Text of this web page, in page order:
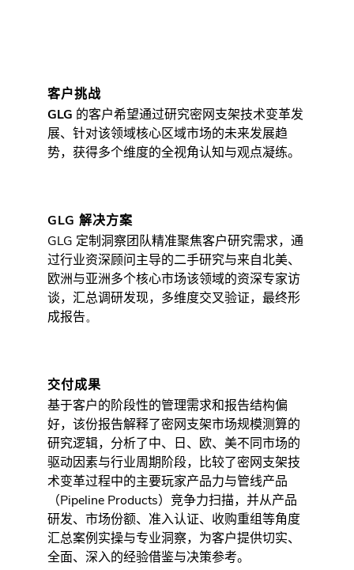
客户挑战
GLG 的客户希望通过研究密网支架技术变革发
展、针对该领域核心区域市场的未来发展趋
势，获得多个维度的全视角认知与观点凝练。
GLG 解决方案
GLG 定制洞察团队精准聚焦客户研究需求，通
过行业资深顾问主导的二手研究与来自北美、
欧洲与亚洲多个核心市场该领域的资深专家访
谈，汇总调研发现，多维度交叉验证，最终形
成报告。
交付成果
基于客户的阶段性的管理需求和报告结构偏
好，该份报告解释了密网支架市场规模测算的
研究逻辑，分析了中、日、欧、美不同市场的
驱动因素与行业周期阶段，比较了密网支架技
术变革过程中的主要玩家产品力与管线产品
（Pipeline Products） 竞争力扫描，并从产品
研发、市场份额、准入认证、收购重组等角度
汇总案例实操与专业洞察，为客户提供切实、
全面、深入的经验借鉴与决策参考。